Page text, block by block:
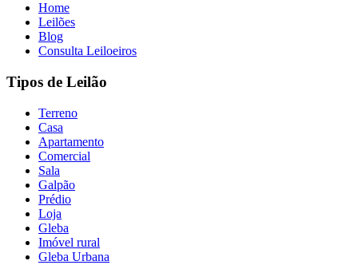
Home
Leilões
Blog
Consulta Leiloeiros
Tipos de Leilão
Terreno
Casa
Apartamento
Comercial
Sala
Galpão
Prédio
Loja
Gleba
Imóvel rural
Gleba Urbana